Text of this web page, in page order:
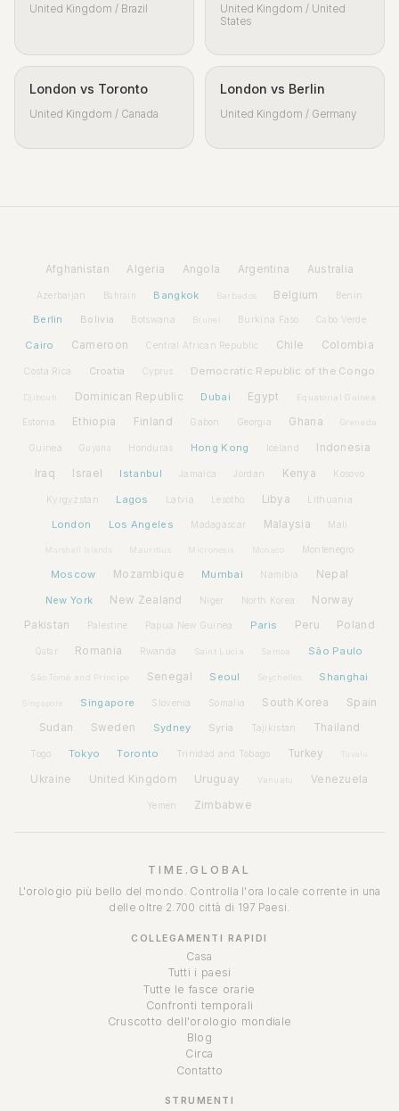
United Kingdom / Brazil
United Kingdom / United
States
London vs Toronto
United Kingdom / Canada
London vs Berlin
United Kingdom / Germany
Afghanistan Algeria Angola Argentina Australia
Azerbaijan Bahrain Bangkok Barbados Belgium Benin
Berlin Bolivia Botswana Brunei Burkina Faso Cabo Verde
Cairo Cameroon Central African Republic Chile Colombia
Costa Rica Croatia Cyprus Democratic Republic of the Congo
Djibouti Dominican Republic Dubai Egypt Equatorial Guinea
Estonia Ethiopia Finland Gabon Georgia Ghana Grenada
Guinea Guyana Honduras Hong Kong Iceland Indonesia
Iraq Israel Istanbul Jamaica Jordan Kenya Kosovo
Kyrgyzstan Lagos Latvia Lesotho Libya Lithuania
London Los Angeles Madagascar Malaysia Mali
Marshall Islands Mauritius Micronesia Monaco Montenegro
Moscow Mozambique Mumbai Namibia Nepal
New York New Zealand Niger North Korea Norway
Pakistan Palestine Papua New Guinea Paris Peru Poland
Qatar Romania Rwanda Saint Lucia Samoa São Paulo
São Tomé and Príncipe Senegal Seoul Seychelles Shanghai
Singapore Slovenia Somalia South Korea Spain
Sudan Sweden Sydney Syria Tajikistan Thailand
Togo Tokyo Toronto Trinidad and Tobago Turkey Tuvalu
Ukraine United Kingdom Uruguay Vanuatu Venezuela
Yemen Zimbabwe
TIME.GLOBAL
L'orologio più bello del mondo. Controlla l'ora locale corrente in una
delle oltre 2.700 città di 197 Paesi.
COLLEGAMENTI RAPIDI
Casa
Tutti i paesi
Tutte le fasce orarie
Confronti temporali
Cruscotto dell'orologio mondiale
Blog
Circa
Contatto
STRUMENTI